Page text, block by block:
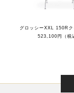
523,100円（税